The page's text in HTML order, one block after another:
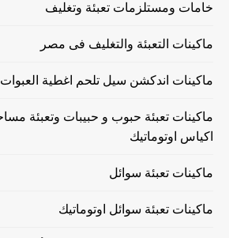
خامات ومستلزمات تعبئة وتغليف
ماكينات التعبئة والتغليف فى مصر
ماكينات اندكشن سيل تلحم اغطية العبوات
ماكينات تعبئة حبوب و حبيبات وتعبئة
اكياس اوتوماتيك
ماكينات تعبئة سوائل
ماكينات تعبئة سوائل اوتوماتيك